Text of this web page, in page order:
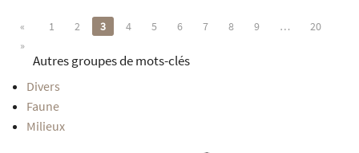
« 1 2 3 4 5 6 7 8 9 …
20
»
Autres groupes de mots-clés
Divers
Faune
Milieux